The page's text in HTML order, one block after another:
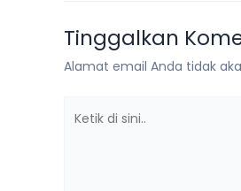
Tinggalkan
Alamat email Anda tidak